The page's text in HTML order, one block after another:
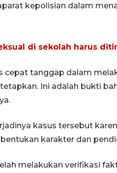
kepolisian dalam
di sekolah harus
cepat tanggap dalam
Ini adalah bukti
kasus tersebut
karakter dan
melakukan verifikasi